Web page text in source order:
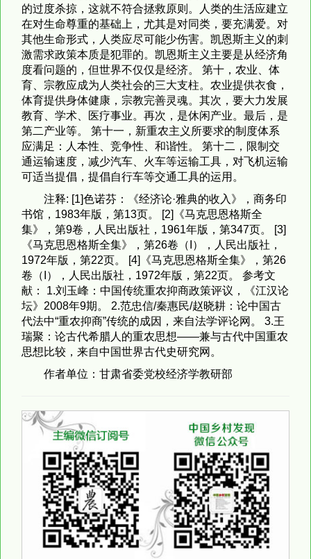
的过度杀掠，这就不符合拯救原则。人类的生活应建立
在对生命尊重的基础上，尤其是对同类，要充满爱。对
其他生命形式，人类应尽可能少伤害。凯恩斯主义的刺
激需求政策本质是犯罪的。凯恩斯主义主要是从经济角
度看问题的，但世界不仅仅是经济。 第十，农业、体
育、宗教应成为人类社会的三大支柱。农业提供衣食，
体育提供身体健康，宗教完善灵魂。其次，要大力发展
教育、学术、医疗事业。再次，是休闲产业。最后，是
第二产业等。 第十一，新重农主义所要求的制度体系
应满足：人本性、竞争性、和谐性。 第十二，限制交
通运输速度，减少汽车、火车等运输工具，对飞机运输
可适当提倡，提倡自行车等交通工具的运用。
注释: [1]色诺芬：《经济论·雅典的收入》，商务印
书馆，1983年版，第13页。 [2]《马克思恩格斯全
集》，第9卷，人民出版社，1961年版，第347页。 [3]
《马克思恩格斯全集》，第26卷（I），人民出版社，
1972年版，第22页。 [4]《马克思恩格斯全集》，第26
卷（I），人民出版社，1972年版，第22页。 参考文
献： 1.刘玉峰：中国传统重农抑商政策评议，《江汉论
坛》2008年9期。 2.范忠信/秦惠民/赵晓耕：论中国古
代法中“重农抑商”传统的成因，来自法学评论网。 3.王
瑞聚：论古代希腊人的重农思想——兼与古代中国重农
思想比较，来自中国世界古代史研究网。
作者单位：甘肃省委党校经济学教研部